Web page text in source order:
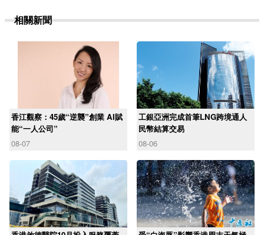
相關新聞
香江觀察：45歲“逆襲”創業 AI賦
能“一人公司”
08-07
工銀亞洲完成首筆LNG跨境通人
民幣結算交易
08-06